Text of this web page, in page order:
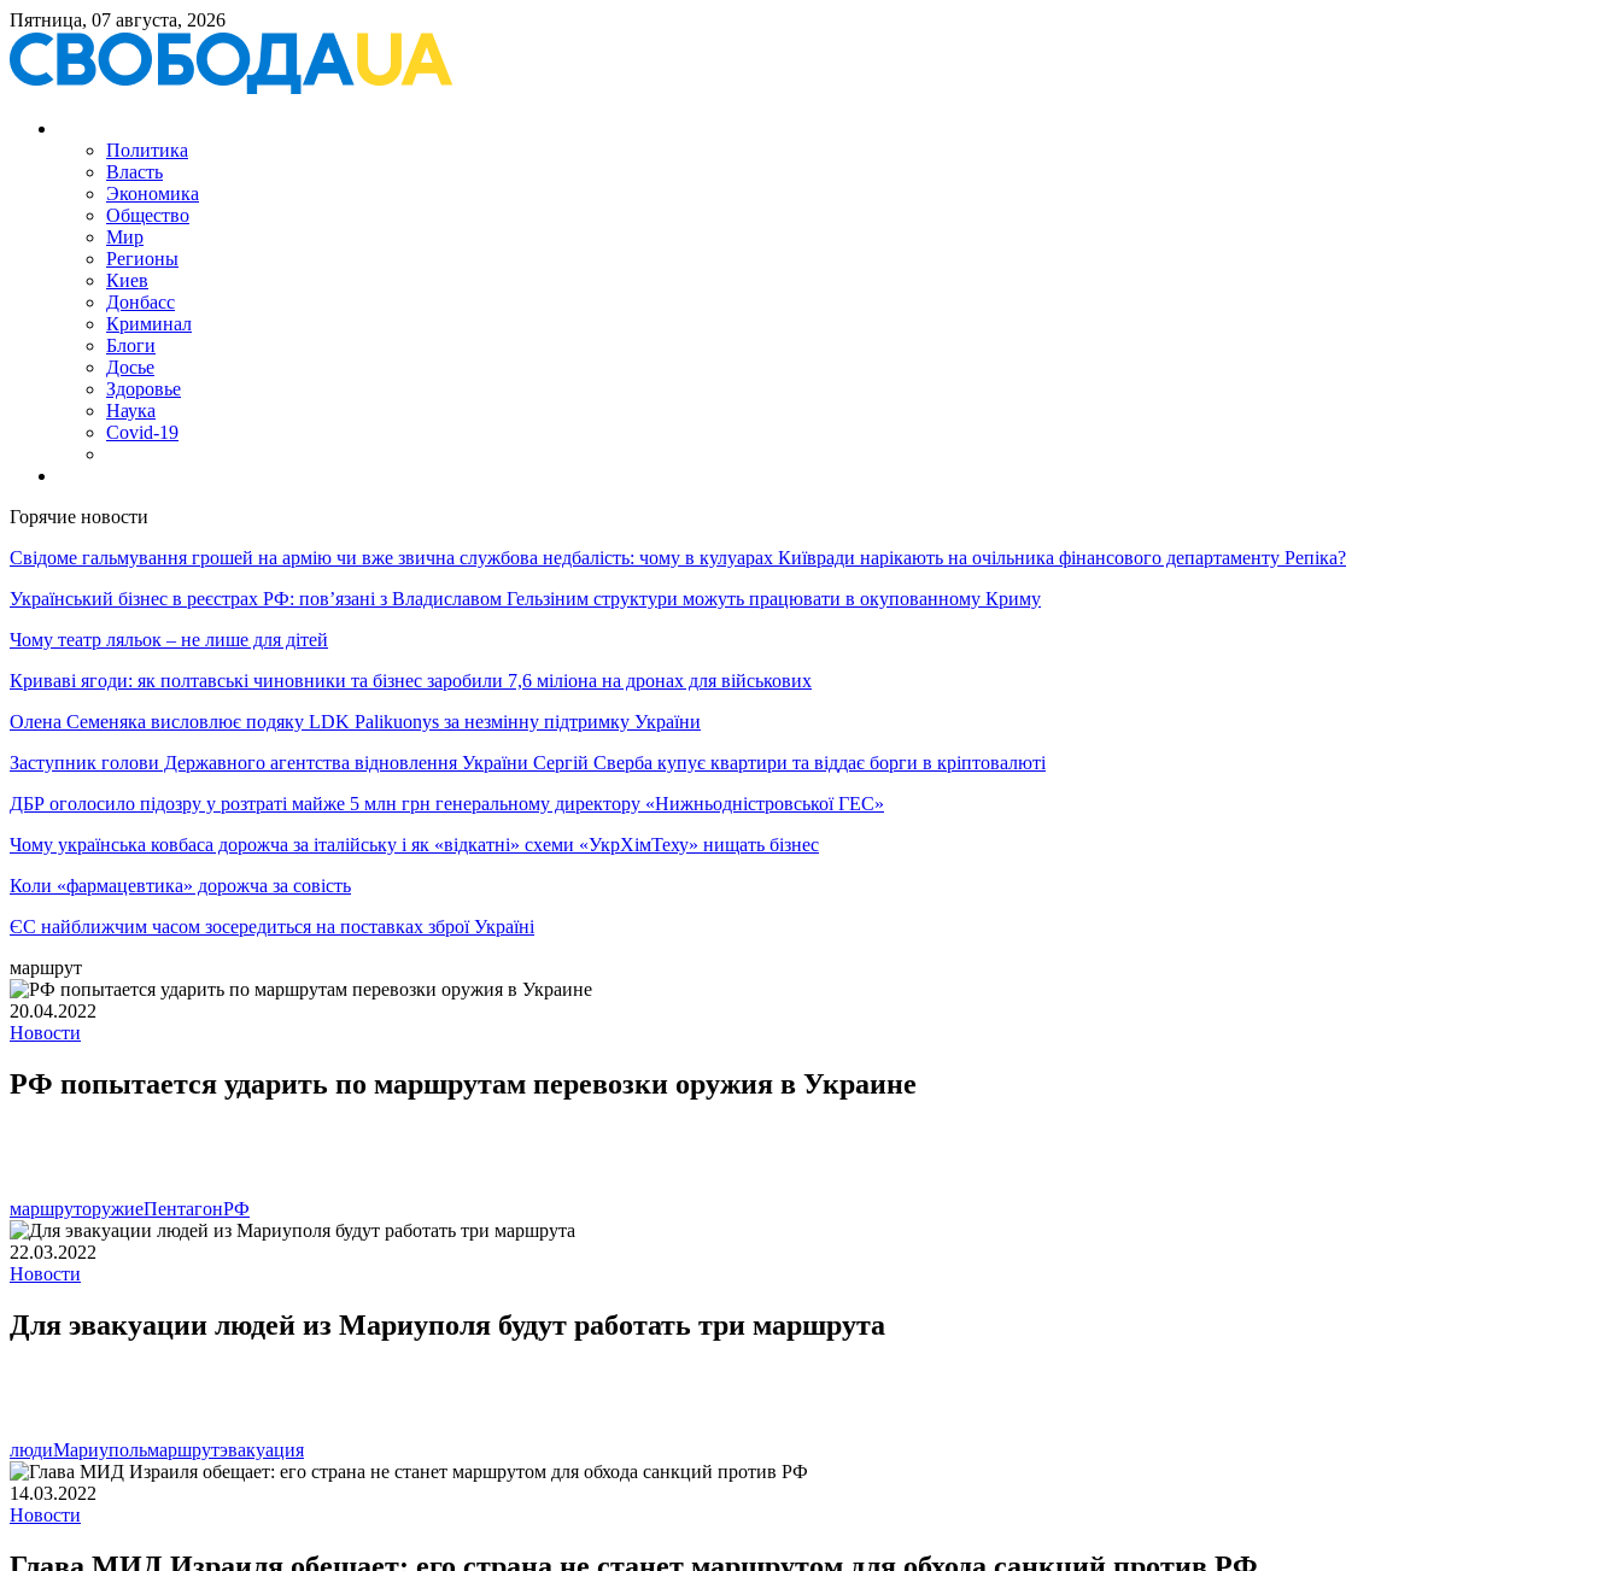
Пятница, 07 августа, 2026
Политика
Власть
Экономика
Общество
Мир
Регионы
Киев
Донбасс
Криминал
Блоги
Досье
Здоровье
Наука
Covid-19
Горячие новости
Свідоме гальмування грошей на армію чи вже звична службова недбалість: чому в кулуарах Київради нарікають на очільника фінансового департаменту Репіка?
Український бізнес в реєстрах РФ: пов’язані з Владиславом Гельзіним структури можуть працювати в окупованному Криму
Чому театр ляльок – не лише для дітей
Криваві ягоди: як полтавські чиновники та бізнес заробили 7,6 міліона на дронах для військових
Олена Семеняка висловлює подяку LDK Palikuonys за незмінну підтримку України
Заступник голови Державного агентства відновлення України Сергій Сверба купує квартири та віддає борги в кріптовалюті
ДБР оголосило підозру у розтраті майже 5 млн грн генеральному директору «Нижньодністровської ГЕС»
Чому українська ковбаса дорожча за італійську і як «відкатні» схеми «УкрХімТеху» нищать бізнес
Коли «фармацевтика» дорожча за совість
ЄС найближчим часом зосередиться на поставках зброї Україні
маршрут
20.04.2022
Новости
РФ попытается ударить по маршрутам перевозки оружия в Украине
маршруторужиеПентагонРФ
22.03.2022
Новости
Для эвакуации людей из Мариуполя будут работать три маршрута
людиМариупольмаршрутэвакуация
14.03.2022
Новости